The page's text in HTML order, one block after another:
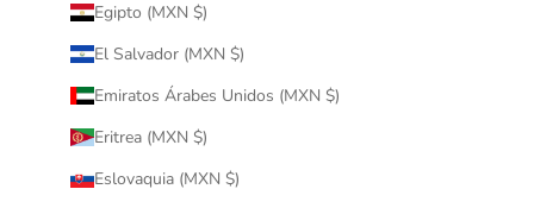
Egipto (MXN $)
El Salvador (MXN $)
Emiratos Árabes Unidos (MXN $)
Eritrea (MXN $)
Eslovaquia (MXN $)